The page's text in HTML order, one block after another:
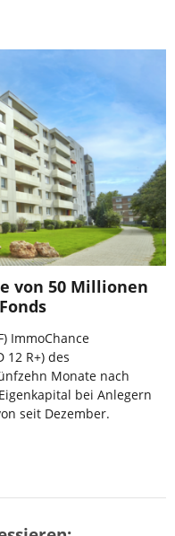
von 50 Millionen
ImmoChance
12 R+) des
Monate nach
bei Anlegern
seit Dezember.